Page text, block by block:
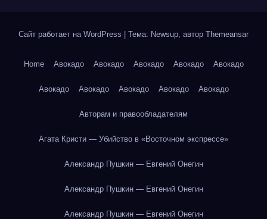
Сайт работает на WordPress Тема: Newsup, автор Themeansar
Home Авокадо Авокадо Авокадо Авокадо Авокадо
Авокадо Авокадо Авокадо Авокадо Авокадо
Авторам и правообладателям
Агата Кристи — Убийство в «Восточном экспрессе»
Александр Пушкин — Евгений Онегин
Александр Пушкин — Евгений Онегин
Александр Пушкин — Евгений Онегин